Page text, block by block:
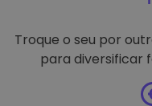
Troque o seu por
para diversificar